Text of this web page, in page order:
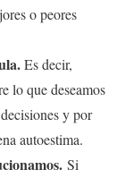
o peores
Es decir,
lo que deseamos
y por
autoestima.
Si